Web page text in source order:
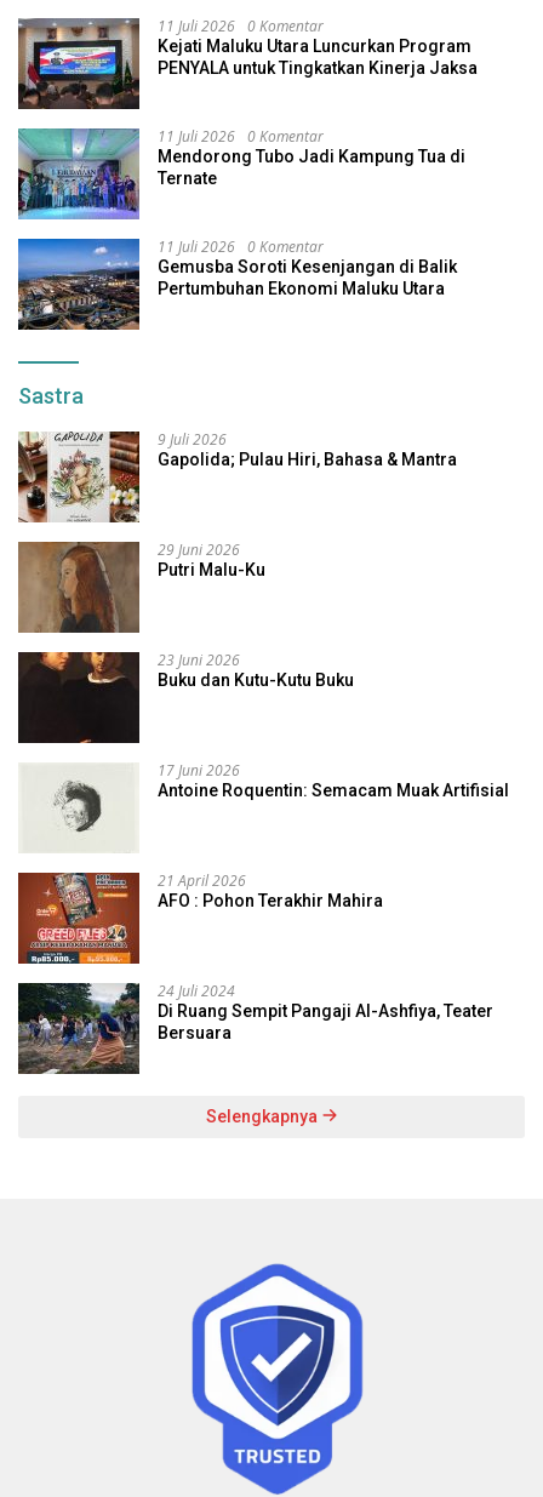
11 Juli 2026 0 Komentar
Kejati Maluku Utara Luncurkan Program
PENYALA untuk Tingkatkan Kinerja Jaksa
11 Juli 2026 0 Komentar
Mendorong Tubo Jadi Kampung Tua di
Ternate
11 Juli 2026 0 Komentar
Gemusba Soroti Kesenjangan di Balik
Pertumbuhan Ekonomi Maluku Utara
Sastra
9 Juli 2026
Gapolida; Pulau Hiri, Bahasa & Mantra
29 Juni 2026
Putri Malu-Ku
23 Juni 2026
Buku dan Kutu-Kutu Buku
17 Juni 2026
Antoine Roquentin: Semacam Muak Artifisial
21 April 2026
AFO : Pohon Terakhir Mahira
24 Juli 2024
Di Ruang Sempit Pangaji Al-Ashfiya, Teater
Bersuara
Selengkapnya